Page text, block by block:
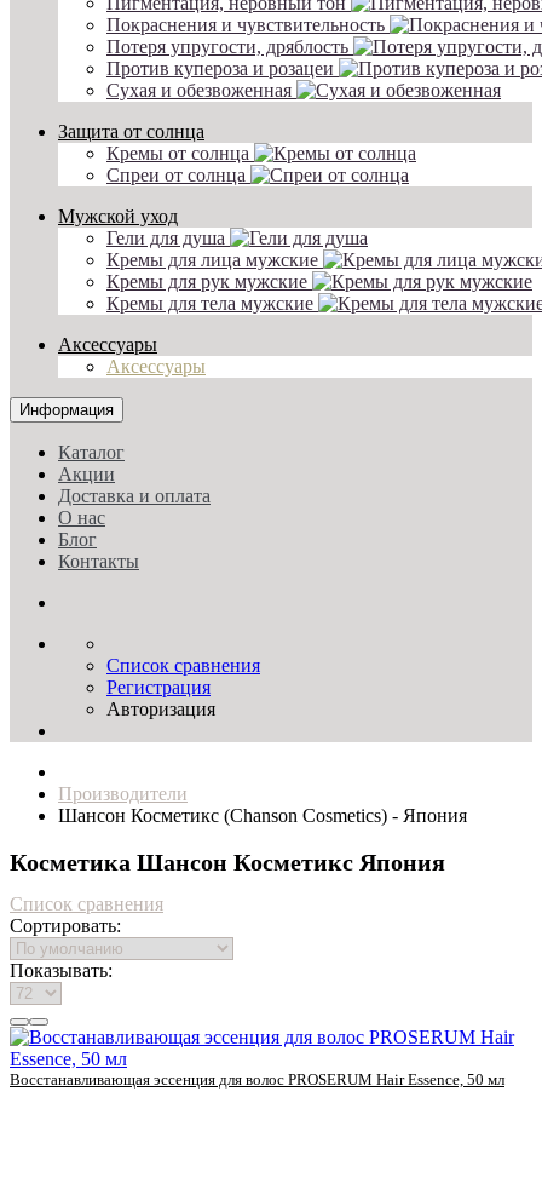
Покраснения и чувствительность
Потеря упругости, дряблость
Против купероза и розацеи
Сухая и обезвоженная
Защита от солнца
Кремы от солнца
Спреи от солнца
Мужской уход
Гели для душа
Кремы для лица мужские
Кремы для рук мужские
Кремы для тела мужские
Аксессуары
Аксессуары
Информация
Каталог
Акции
Доставка и оплата
О нас
Блог
Контакты
Список сравнения
Регистрация
Авторизация
Производители
Шансон Косметикс (Chanson Cosmetics) - Япония
Косметика Шансон Косметикс Япония
Список сравнения
Сортировать:
Показывать:
Восстанавливающая эссенция для волос PROSERUM Hair Essence, 50 мл